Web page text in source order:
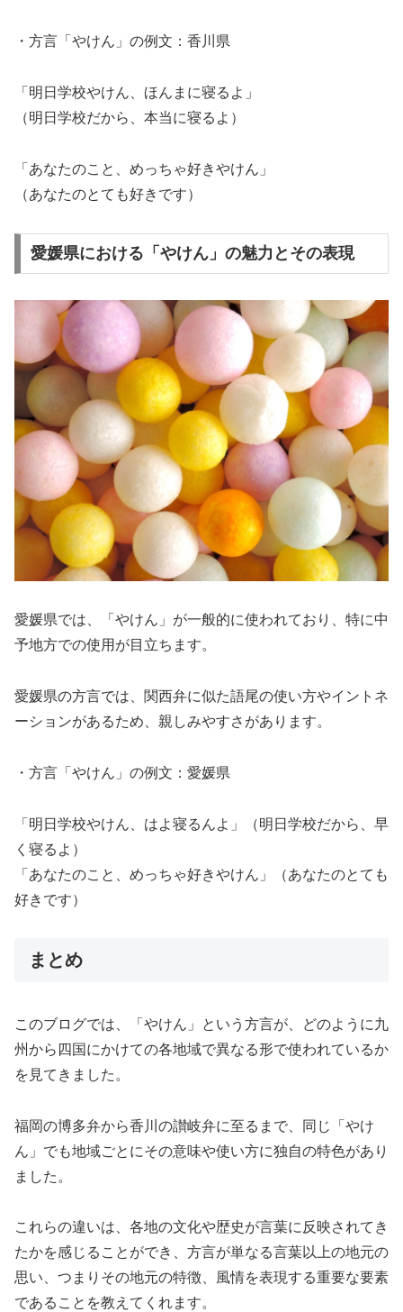
・方言「やけん」の例文：香川県
「明日学校やけん、ほんまに寝るよ」
（明日学校だから、本当に寝るよ）
「あなたのこと、めっちゃ好きやけん」
（あなたのとても好きです）
愛媛県における「やけん」の魅力とその表現
愛媛県では、「やけん」が一般的に使われており、特に中
予地方での使用が目立ちます。
愛媛県の方言では、関西弁に似た語尾の使い方やイントネ
ーションがあるため、親しみやすさがあります。
・方言「やけん」の例文：愛媛県
「明日学校やけん、はよ寝るんよ」（明日学校だから、早
く寝るよ）
「あなたのこと、めっちゃ好きやけん」（あなたのとても
好きです）
まとめ
このブログでは、「やけん」という方言が、どのように九
州から四国にかけての各地域で異なる形で使われているか
を見てきました。
福岡の博多弁から香川の讃岐弁に至るまで、同じ「やけ
ん」でも地域ごとにその意味や使い方に独自の特色があり
ました。
これらの違いは、各地の文化や歴史が言葉に反映されてき
たかを感じることができ、方言が単なる言葉以上の地元の
思い、つまりその地元の特徴、風情を表現する重要な要素
であることを教えてくれます。